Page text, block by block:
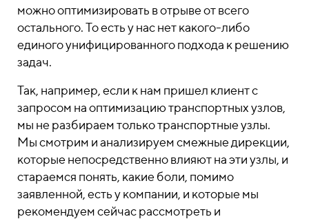
можно оптимизировать в отрыве от всего
остального. То есть у нас нет какого-либо
единого унифицированного подхода к решению
задач.
Так, например, если к нам пришел клиент с
запросом на оптимизацию транспортных узлов,
мы не разбираем только транспортные узлы.
Мы смотрим и анализируем смежные дирекции,
которые непосредственно влияют на эти узлы, и
стараемся понять, какие боли, помимо
заявленной, есть у компании, и которые мы
рекомендуем сейчас рассмотреть и